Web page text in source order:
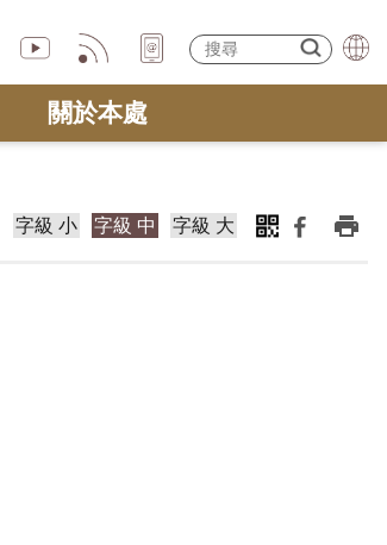
關於本處
字級 小 字級 中 字級 大